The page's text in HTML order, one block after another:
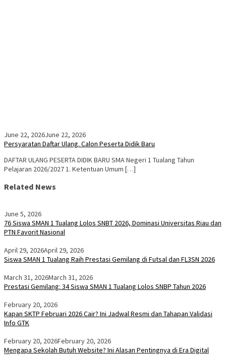
June 22, 2026June 22, 2026
Persyaratan Daftar Ulang. Calon Peserta Didik Baru
DAFTAR ULANG PESERTA DIDIK BARU SMA Negeri 1 Tualang Tahun
Pelajaran 2026/2027 1. Ketentuan Umum […]
Related News
June 5, 2026
76 Siswa SMAN 1 Tualang Lolos SNBT 2026, Dominasi Universitas Riau dan
PTN Favorit Nasional
April 29, 2026April 29, 2026
Siswa SMAN 1 Tualang Raih Prestasi Gemilang di Futsal dan FL3SN 2026
March 31, 2026March 31, 2026
Prestasi Gemilang: 34 Siswa SMAN 1 Tualang Lolos SNBP Tahun 2026
February 20, 2026
Kapan SKTP Februari 2026 Cair? Ini Jadwal Resmi dan Tahapan Validasi
Info GTK
February 20, 2026February 20, 2026
Mengapa Sekolah Butuh Website? Ini Alasan Pentingnya di Era Digital